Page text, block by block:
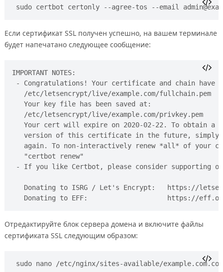
sudo certbot certonly --agree-tos --email
Если сертификат SSL получен успешно, на вашем терминале
будет напечатано следующее сообщение:
IMPORTANT NOTES:
- Congratulations! Your certificate and chain have
   /etc/letsencrypt/live/example.com/fullchain.pem
   Your key file has been saved at:
   /etc/letsencrypt/live/example.com/privkey.pem
Your cert will expire on 2020-02-22. To obtain a
version of this certificate in the future, simply
again. To non-interactively renew *all* of your
   "certbot renew"
- If you like Certbot, please consider supporting
Donating to ISRG / Let's Encrypt:   https://
Отредактируйте блок сервера домена и включите файлы
сертификата SSL следующим образом:
sudo nano /etc/nginx/sites-available/